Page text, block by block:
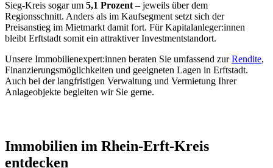
Sieg-Kreis sogar um 5,1 Prozent – jeweils über dem
Regionsschnitt. Anders als im Kaufsegment setzt sich der
Preisanstieg im Mietmarkt damit fort. Für Kapitalanleger:innen
bleibt Erftstadt somit ein attraktiver Investmentstandort.
Unsere Immobilienexpert:innen beraten Sie umfassend zurRendite,
Finanzierungsmöglichkeiten und geeigneten Lagen in Erftstadt.
Auch bei der langfristigen Verwaltung und Vermietung Ihrer
Anlageobjekte begleiten wir Sie gerne.
Immobilien im Rhein-Erft-Kreis
entdecken